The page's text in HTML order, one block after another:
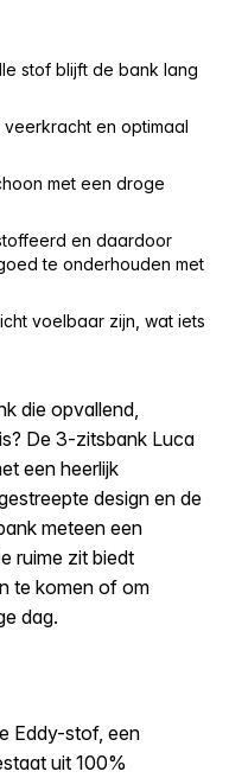
stof blijft de bank lang
en optimaal
met een droge
en daardoor
te onderhouden met
voelbaar zijn, wat iets
die opvallend,
De 3-zitsbank Luca
een heerlijk
design en de
meteen een
ruime zit biedt
te komen of om
dag.
Eddy-stof, een
uit 100%